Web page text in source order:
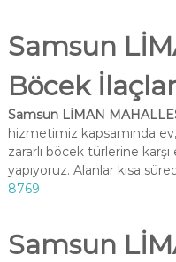
Samsun
Böcek
Samsun LİMAN
hizmetimiz kapsamında
zararlı böcek türlerine
yapıyoruz. Alanlar kısa
8769
Samsun